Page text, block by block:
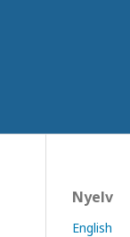
Nyelv
English